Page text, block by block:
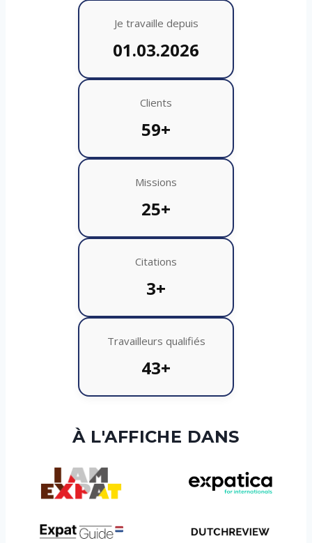
Je travaille depuis
01.03.2026
Clients
59+
Missions
25+
Citations
3+
Travailleurs qualifiés
43+
À L'AFFICHE DANS